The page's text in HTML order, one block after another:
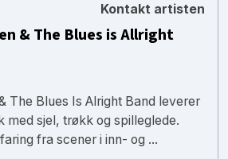
Kontakt artisten
& The Blues is Allright
The Blues Is Alright Band leverer
med sjel, trøkk og spilleglede.
fra scener i inn- og ...